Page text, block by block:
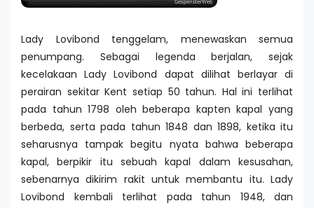
Lady Lovibond tenggelam, menewaskan semua
penumpang. Sebagai legenda berjalan, sejak
kecelakaan Lady Lovibond dapat dilihat berlayar di
perairan sekitar Kent setiap 50 tahun. Hal ini terlihat
pada tahun 1798 oleh beberapa kapten kapal yang
berbeda, serta pada tahun 1848 dan 1898, ketika itu
seharusnya tampak begitu nyata bahwa beberapa
kapal, berpikir itu sebuah kapal dalam kesusahan,
sebenarnya dikirim rakit untuk membantu itu. Lady
Lovibond kembali terlihat pada tahun 1948, dan